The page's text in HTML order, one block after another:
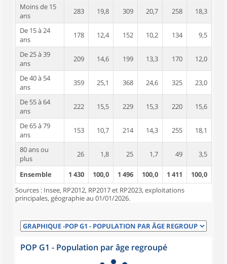
Moins de 15
ans
283 19,8 309 20,7 258 18,3
De 15 à 24
ans
178 12,4 152 10,2 134 9,5
De 25 à 39
ans
209 14,6 199 13,3 170 12,0
De 40 à 54
ans
359 25,1 368 24,6 325 23,0
De 55 à 64
ans
222 15,5 229 15,3 220 15,6
De 65 à 79
ans
153 10,7 214 14,3 255 18,1
80 ans ou
plus
26 1,8 25 1,7 49 3,5
Ensemble 1 430 100,0 1 496 100,0 1 411
100,0
Sources : Insee, RP2012, RP2017 et RP2023, exploitations
principales, géographie au 01/01/2026.
POP G1 - Population par âge regroupé